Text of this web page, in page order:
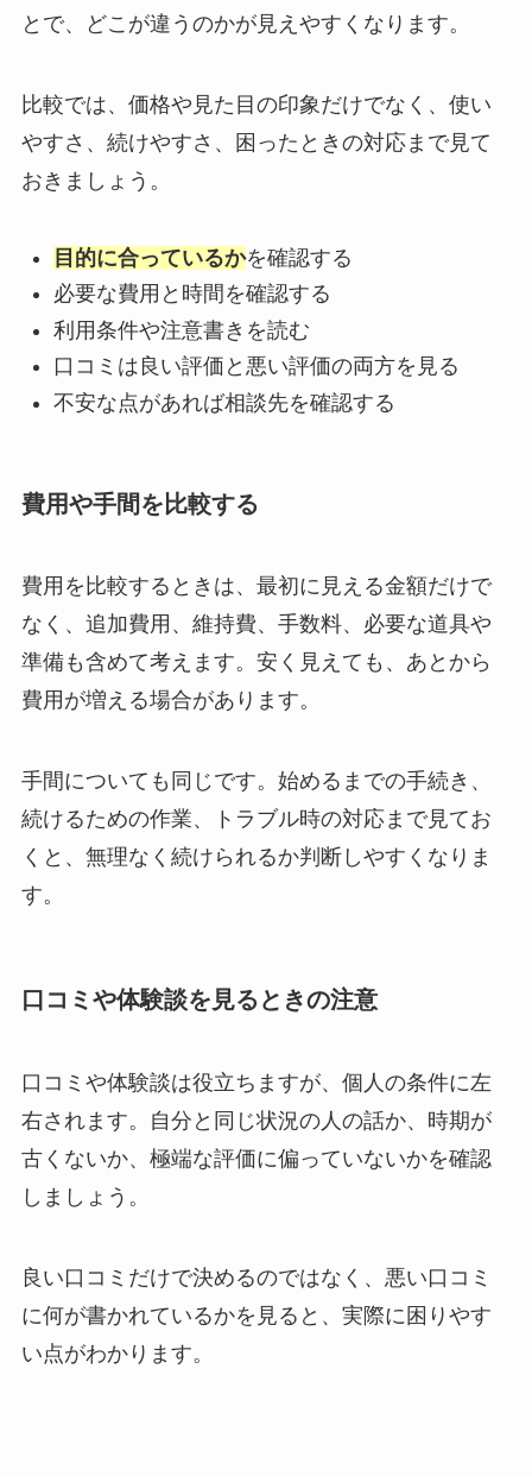
とで、どこが違うのかが見えやすくなります。
比較では、価格や見た目の印象だけでなく、使い
やすさ、続けやすさ、困ったときの対応まで見て
おきましょう。
目的に合っているかを確認する
必要な費用と時間を確認する
利用条件や注意書きを読む
口コミは良い評価と悪い評価の両方を見る
不安な点があれば相談先を確認する
費用や手間を比較する
費用を比較するときは、最初に見える金額だけで
なく、追加費用、維持費、手数料、必要な道具や
準備も含めて考えます。安く見えても、あとから
費用が増える場合があります。
手間についても同じです。始めるまでの手続き、
続けるための作業、トラブル時の対応まで見てお
くと、無理なく続けられるか判断しやすくなりま
す。
口コミや体験談を見るときの注意
口コミや体験談は役立ちますが、個人の条件に左
右されます。自分と同じ状況の人の話か、時期が
古くないか、極端な評価に偏っていないかを確認
しましょう。
良い口コミだけで決めるのではなく、悪い口コミ
に何が書かれているかを見ると、実際に困りやす
い点がわかります。